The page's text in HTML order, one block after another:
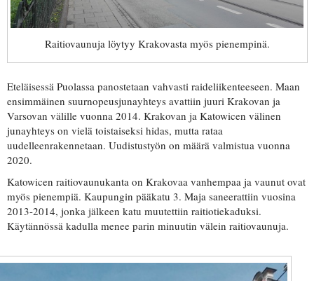
Raitiovaunuja löytyy Krakovasta myös pienempinä.
Eteläisessä Puolassa panostetaan vahvasti raideliikenteeseen. Maan
ensimmäinen suurnopeusjunayhteys avattiin juuri Krakovan ja
Varsovan välille vuonna 2014. Krakovan ja Katowicen välinen
junayhteys on vielä toistaiseksi hidas, mutta rataa
uudelleenrakennetaan. Uudistustyön on määrä valmistua vuonna
2020.
Katowicen raitiovaunukanta on Krakovaa vanhempaa ja vaunut ovat
myös pienempiä. Kaupungin pääkatu 3. Maja saneerattiin vuosina
2013-2014, jonka jälkeen katu muutettiin raitiotiekaduksi.
Käytännössä kadulla menee parin minuutin välein raitiovaunuja.